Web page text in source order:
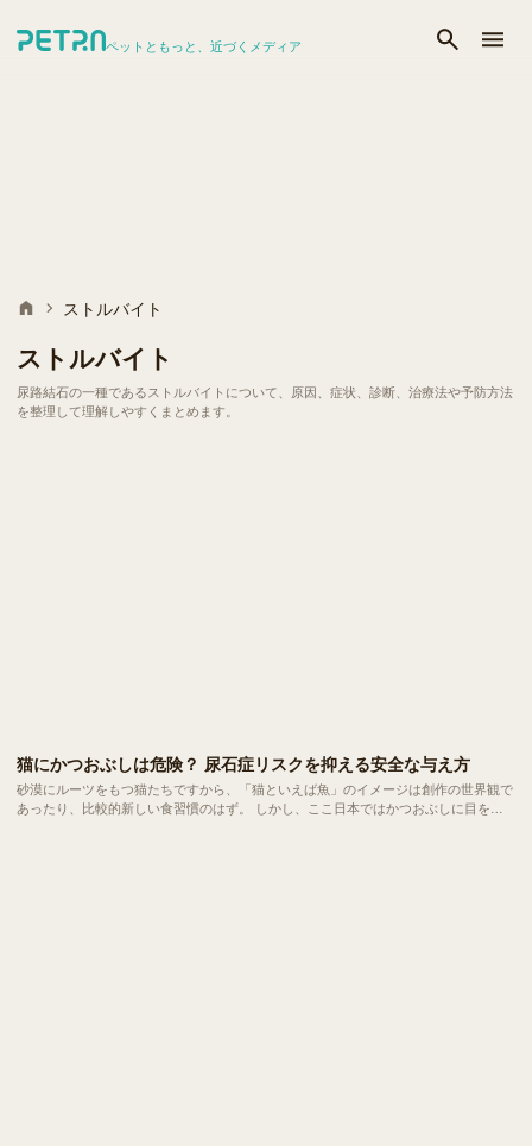
ペットともっと、近づくメディア
ストルバイト
ストルバイト
尿路結石の一種であるストルバイトについて、原因、症状、診断、治療法や予防方法
を整理して理解しやすくまとめます。
猫にかつおぶしは危険？ 尿石症リスクを抑える安全な与え方
砂漠にルーツをもつ猫たちですから、「猫といえば魚」のイメージは創作の世界観で
あったり、比較的新しい食習慣のはず。 しかし、ここ日本ではかつおぶしに目を光